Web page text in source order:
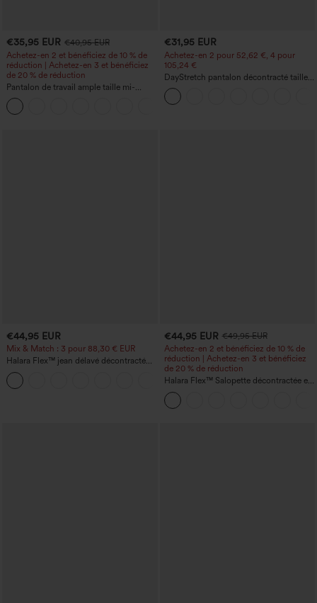
€35,95 EUR €40,95 EUR
Achetez-en 2 et bénéficiez de 10 % de
réduction | Achetez-en 3 et bénéficiez
de 20 % de réduction
Pantalon de travail ample taille mi-
haute, coupe « barrel » (jambe en forme
de tonneau) avec poches
€31,95 EUR
Achetez-en 2 pour 52,62 €, 4 pour
105,24 €
DayStretch pantalon décontracté taille
haute à jambe en forme de tonneau
avec poches
€44,95 EUR
Mix & Match : 3 pour 88,30 € EUR
Halara Flex™ jean délavé décontracté
taille haute à poches, coupe baggy à
jambe large
+2
€44,95 EUR €49,95 EUR
Achetez-en 2 et bénéficiez de 10 % de
réduction | Achetez-en 3 et bénéficiez
de 20 % de réduction
Halara Flex™ Salopette décontractée en
denim lavé à encolure en V avec poche